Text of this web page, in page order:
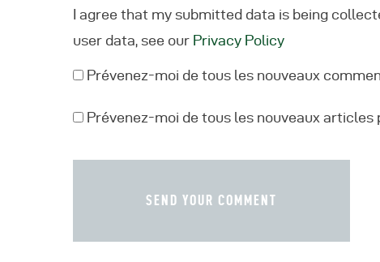
I agree that my submitted data is being
user data, see our Privacy Policy
Prévenez-moi de tous les nouveaux
Prévenez-moi de tous les nouveaux articles